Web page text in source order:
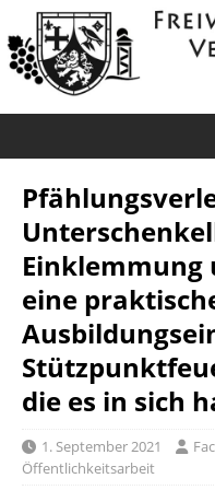
Einklemmung
eine
die es in sich
1. September 2021
Öffentlichkeitsarbeit